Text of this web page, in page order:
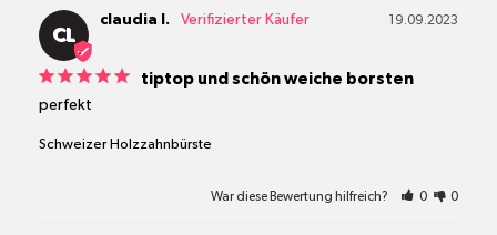
CL
19.09.2023
claudia l.
tiptop und schön weiche borsten
perfekt
Schweizer Holzzahnbürste
War diese Bewertung hilfreich? 0 0